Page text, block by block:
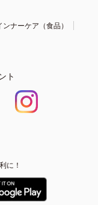
ンナーケア（食品）
ト
に！